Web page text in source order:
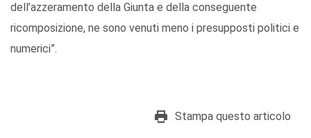
dell’azzeramento della Giunta e della conseguente
ricomposizione, ne sono venuti meno i presupposti politici e
numerici”.
Stampa questo articolo